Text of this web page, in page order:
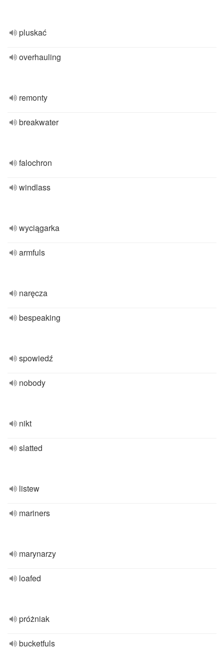
pluskać
overhauling
remonty
breakwater
falochron
windlass
wyciągarka
armfuls
naręcza
bespeaking
spowiedź
nobody
nikt
slatted
listew
mariners
marynarzy
loafed
próżniak
bucketfuls